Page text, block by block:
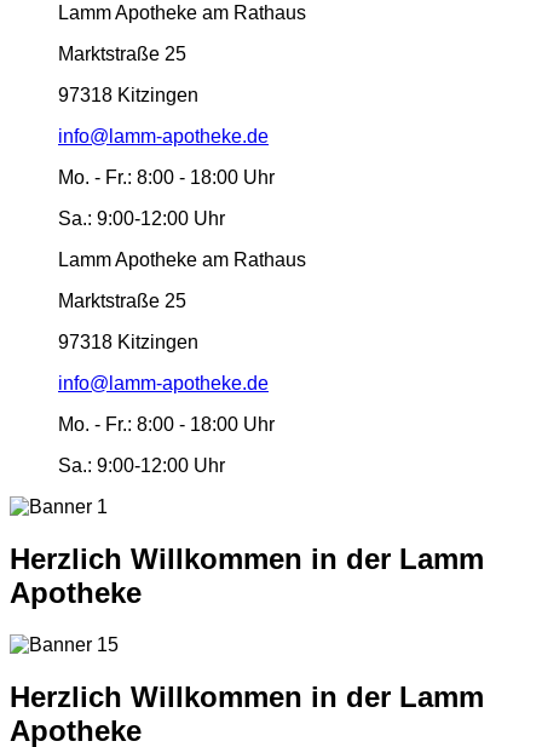
Lamm Apotheke am Rathaus
Marktstraße 25
97318 Kitzingen
info@lamm-apotheke.de
Mo. - Fr.: 8:00 - 18:00 Uhr
Sa.: 9:00-12:00 Uhr
Lamm Apotheke am Rathaus
Marktstraße 25
97318 Kitzingen
info@lamm-apotheke.de
Mo. - Fr.: 8:00 - 18:00 Uhr
Sa.: 9:00-12:00 Uhr
Herzlich Willkommen in der Lamm
Apotheke
Herzlich Willkommen in der Lamm
Apotheke